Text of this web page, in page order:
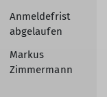
Anmeldefrist
abgelaufen
Markus
Zimmermann